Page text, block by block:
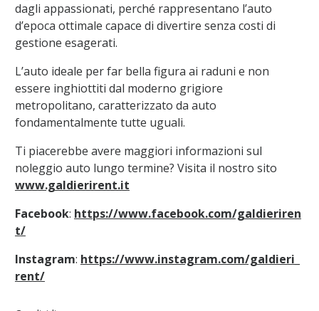
dagli appassionati, perché rappresentano l’auto
d’epoca ottimale capace di divertire senza costi di
gestione esagerati.
L’auto ideale per far bella figura ai raduni e non
essere inghiottiti dal moderno grigiore
metropolitano, caratterizzato da auto
fondamentalmente tutte uguali.
Ti piacerebbe avere maggiori informazioni sul
noleggio auto lungo termine? Visita il nostro sito
www.galdierirent.it
Facebook: https://www.facebook.com/galdieriren
t/
Instagram: https://www.instagram.com/galdieri_
rent/